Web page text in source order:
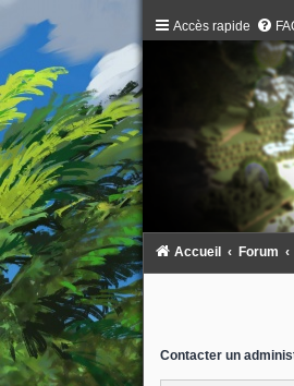
Accès rapide
Accueil Forum
Contacter un